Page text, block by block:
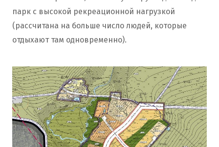
парк с высокой рекреационной нагрузкой
(рассчитана на больше число людей, которые
отдыхают там одновременно).